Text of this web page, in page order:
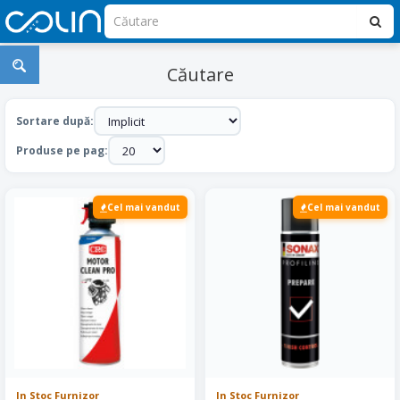
Căutare
Sortare după:
Produse pe pag:
Cel mai vandut
In Stoc Furnizor
Cel mai vandut
In Stoc Furnizor